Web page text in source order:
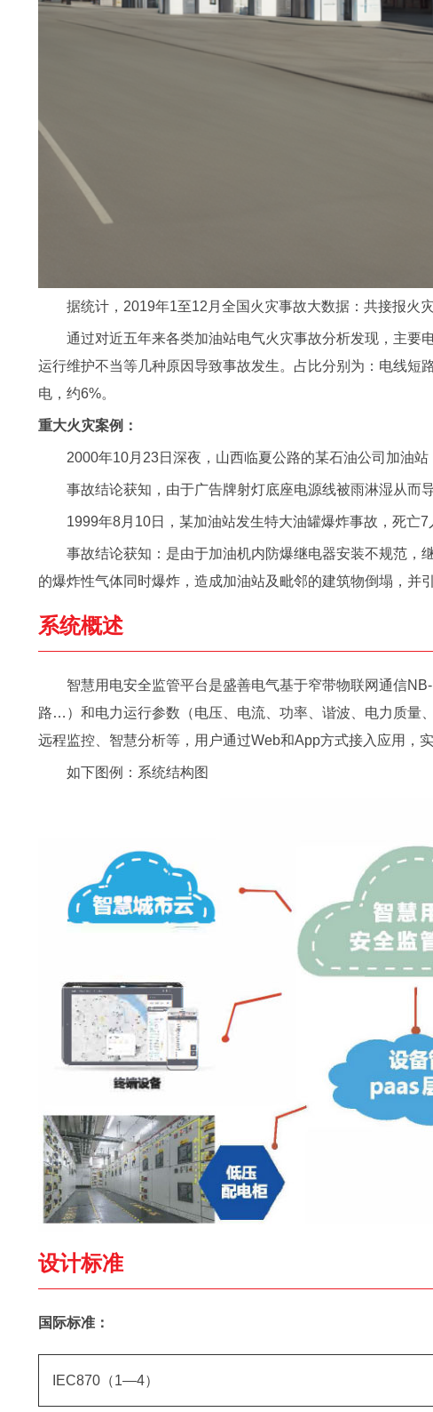
据统计，2019年1至12月全国火灾事故大数据：共接报火
通过对近五年来各类加油站电气火灾事故分析发现，主要
运行维护不当等几种原因导致事故发生。占比分别为：电线短
电，约6%。
重大火灾案例：
2000年10月23日深夜，山西临夏公路的某石油公司加油
事故结论获知，由于广告牌射灯底座电源线被雨淋湿从而
1999年8月10日，某加油站发生特大油罐爆炸事故，死亡7
事故结论获知：是由于加油机内防爆继电器安装不规范，
的爆炸性气体同时爆炸，造成加油站及毗邻的建筑物倒塌，并引
系统概述
智慧用电安全监管平台是盛善电气基于窄带物联网通信
路…）和电力运行参数（电压、电流、功率、谐波、电力质量
远程监控、智慧分析等，用户通过Web和App方式接入应用，
如下图例：系统结构图
设计标准
国际标准：
IEC870（1—4）